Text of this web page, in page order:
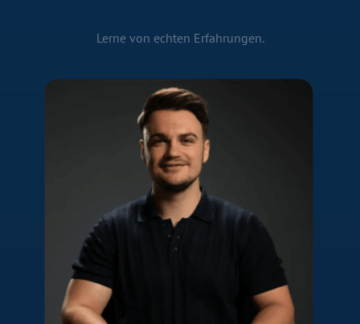
Lerne von echten Erfahrungen.